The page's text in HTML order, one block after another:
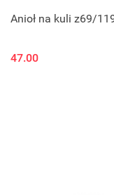
Anioł na kuli z69/
47.00